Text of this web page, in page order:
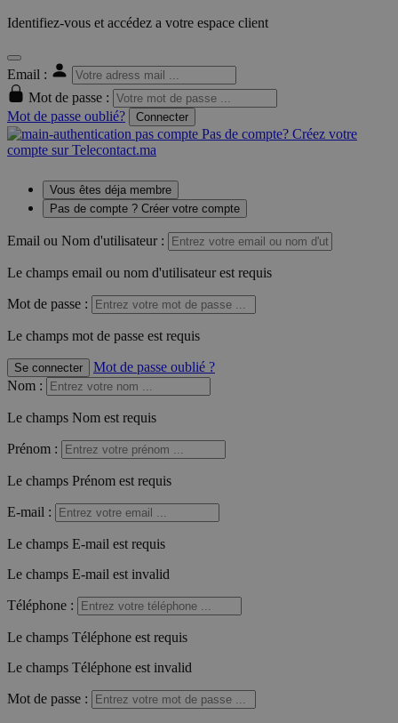
Identifiez-vous et accédez a votre espace client
Email :
Mot de passe :
Mot de passe oublié?
Connecter
Pas de compte? Créez votre
compte sur Telecontact.ma
Vous êtes déja membre
Pas de compte ? Créer votre compte
Email ou Nom d'utilisateur :
Le champs email ou nom d'utilisateur est requis
Mot de passe :
Le champs mot de passe est requis
Se connecter
Mot de passe oublié ?
Nom :
Le champs Nom est requis
Prénom :
Le champs Prénom est requis
E-mail :
Le champs E-mail est requis
Le champs E-mail est invalid
Téléphone :
Le champs Téléphone est requis
Le champs Téléphone est invalid
Mot de passe :